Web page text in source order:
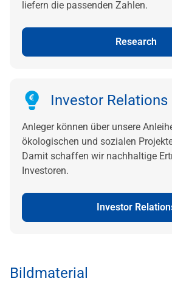
liefern die passenden Zahlen.
Research
Investor Relations
Anleger können über unsere
ökologischen und sozialen
Damit schaffen wir nachhaltige
Investoren.
Investor
Bildmaterial